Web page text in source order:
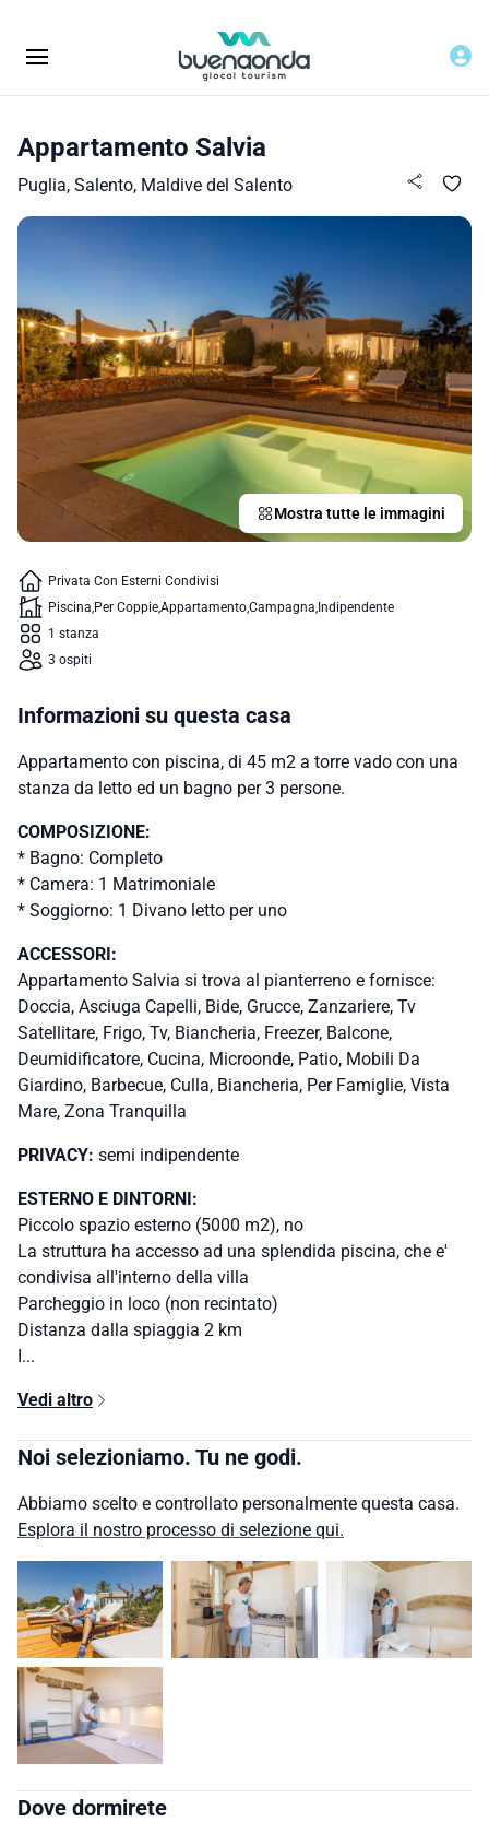
Appartamento Salvia
Puglia, Salento, Maldive del Salento
Mostra tutte le immagini
Privata Con Esterni Condivisi
Piscina Per CoppieAppartamentoCampagna Indipendente
1 stanza
3 ospiti
Informazioni su questa casa
Appartamento con piscina, di 45 m2 a torre vado con una
stanza da letto ed un bagno per 3 persone.
COMPOSIZIONE:
* Bagno: Completo
* Camera: 1 Matrimoniale
* Soggiorno: 1 Divano letto per uno
ACCESSORI:
Appartamento Salvia si trova al pianterreno e fornisce:
Doccia, Asciuga Capelli, Bide, Grucce, Zanzariere, Tv
Satellitare, Frigo, Tv, Biancheria, Freezer, Balcone,
Deumidificatore, Cucina, Microonde, Patio, Mobili Da
Giardino, Barbecue, Culla, Biancheria, Per Famiglie, Vista
Mare, Zona Tranquilla
PRIVACY: semi indipendente
ESTERNO E DINTORNI:
Piccolo spazio esterno (5000 m2), no
La struttura ha accesso ad una splendida piscina, che e'
condivisa all'interno della villa
Parcheggio in loco (non recintato)
Distanza dalla spiaggia 2 km
I...
Vedi altro
Noi selezioniamo. Tu ne godi.
Abbiamo scelto e controllato personalmente questa casa.
Esplora il nostro processo di selezione qui.
Dove dormirete